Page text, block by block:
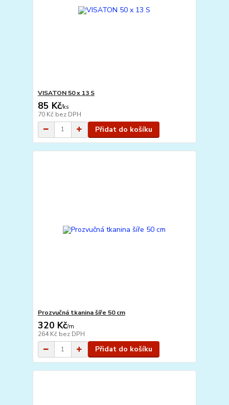
VISATON 50 x 13 S
85 Kč/ks
70 Kč bez DPH
Přidat do košíku
Prozvučná tkanina šíře 50 cm
320 Kč/m
264 Kč bez DPH
Přidat do košíku